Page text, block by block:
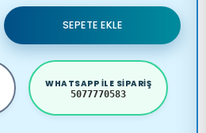
SEPETE EKLE
WHATSAPP ILE SIPARIŞ
5077770583